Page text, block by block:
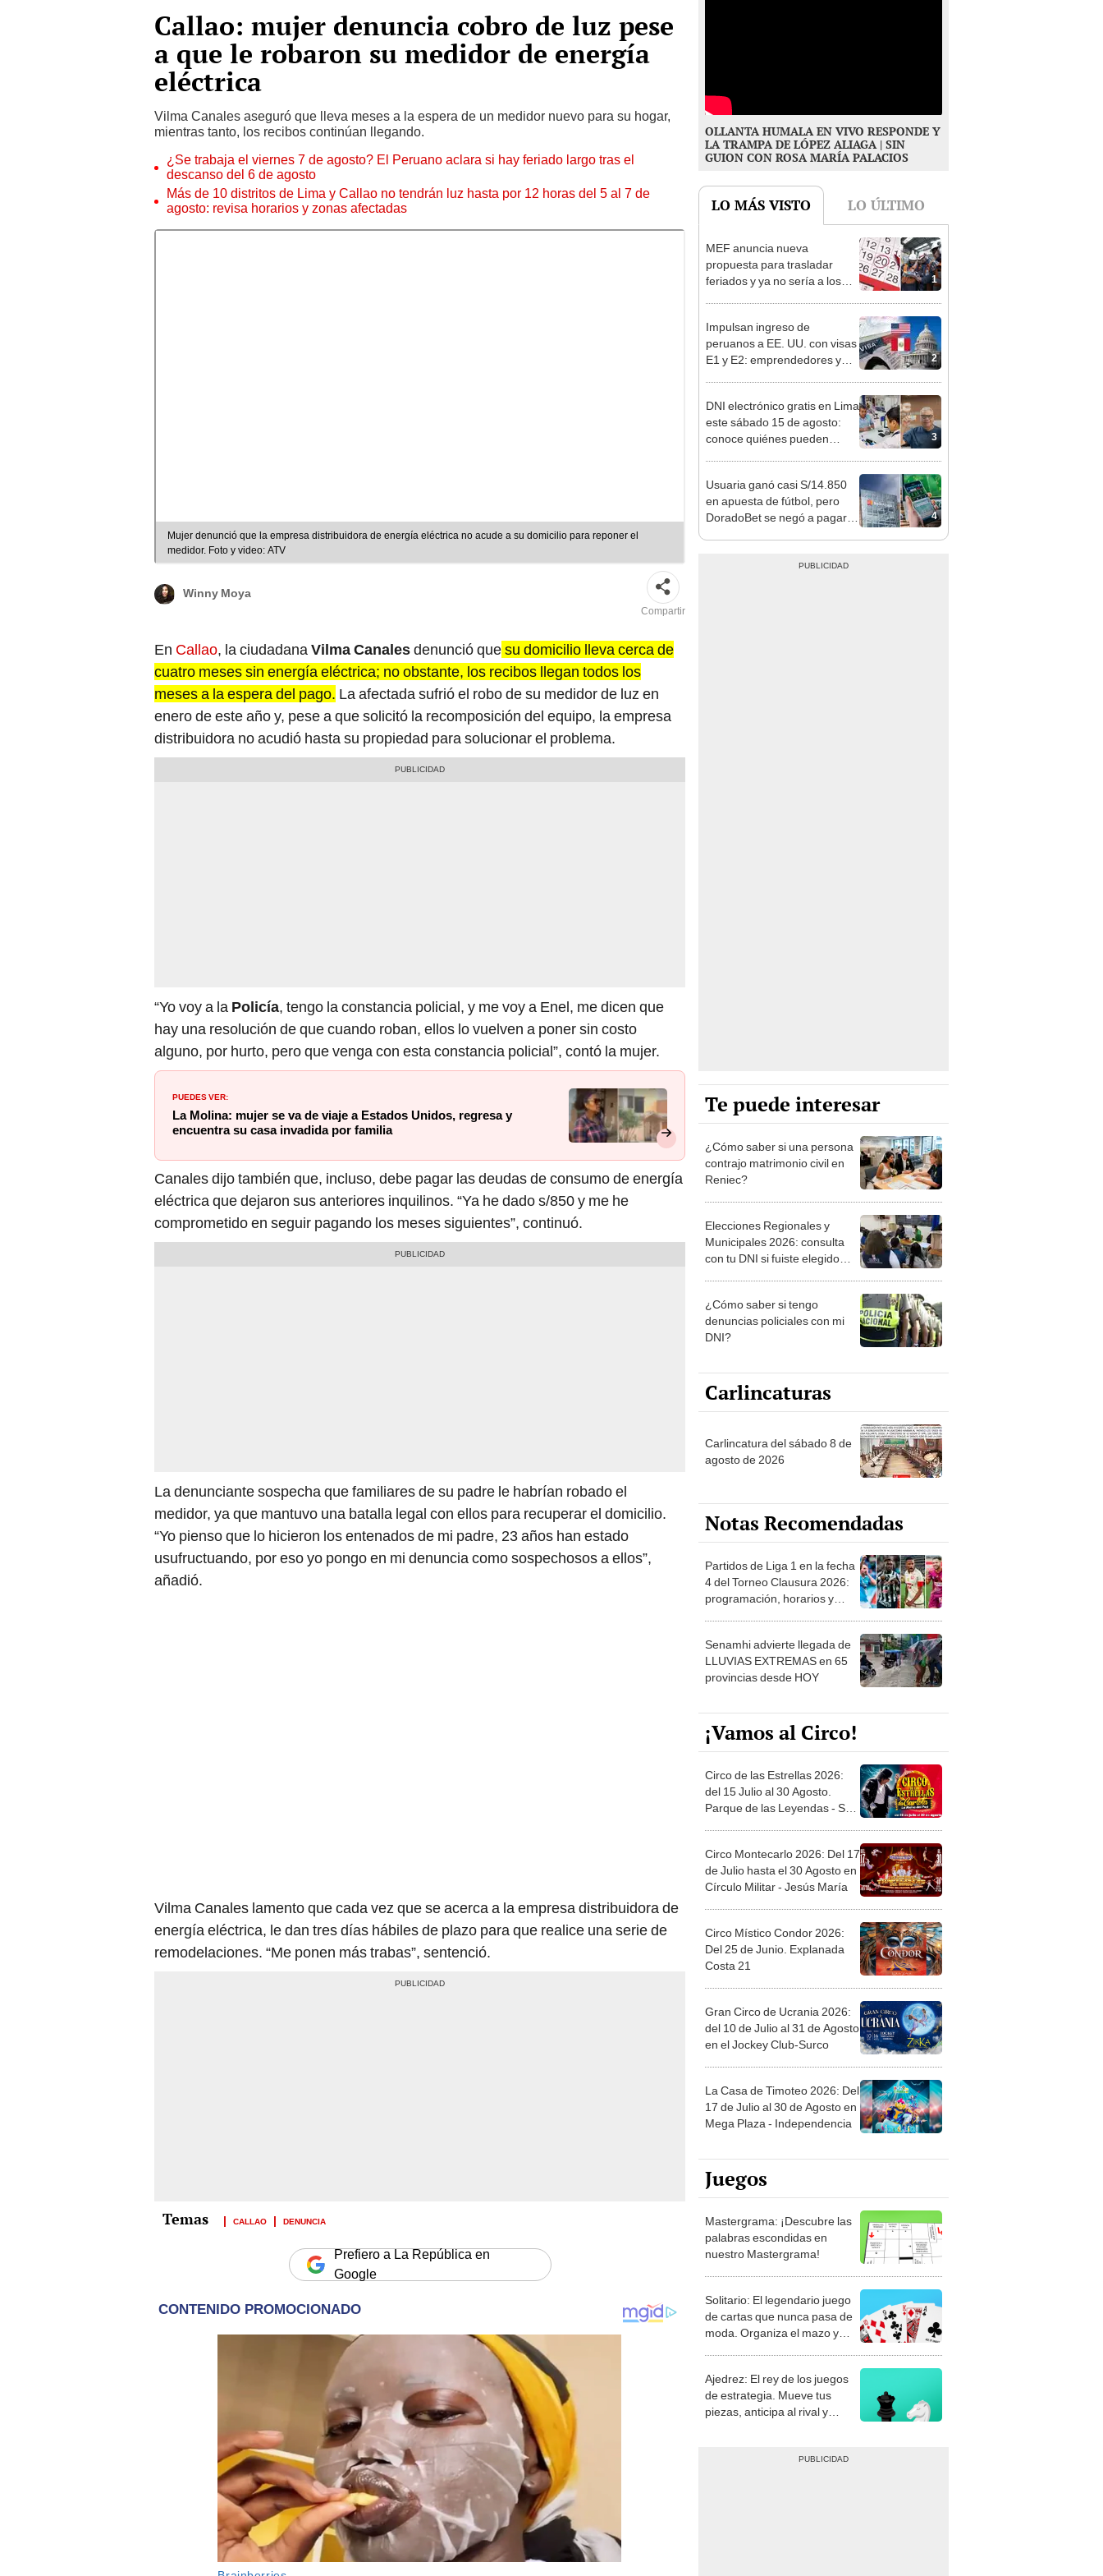
Callao: mujer denuncia cobro de luz pese
a que le robaron su medidor de energía
eléctrica
Vilma Canales aseguró que lleva meses a la espera de un medidor nuevo para su hogar,
mientras tanto, los recibos continúan llegando.
¿Se trabaja el viernes 7 de agosto? El Peruano aclara si hay feriado largo tras el
descanso del 6 de agosto
Más de 10 distritos de Lima y Callao no tendrán luz hasta por 12 horas del 5 al 7 de
agosto: revisa horarios y zonas afectadas
Mujer denunció que la empresa distribuidora de energía eléctrica no acude a su domicilio para reponer el
medidor. Foto y video: ATV
Winny Moya
Compartir
En Callao, la ciudadana Vilma Canalesdenunció quesu domicilio lleva cerca de
cuatro meses sin energía eléctrica; no obstante, los recibos llegan todos los
meses a la espera del pago. La afectada sufrió el robo de su medidor de luz en
enero de este año y, pese a que solicitó la recomposición del equipo, la empresa
distribuidora no acudió hasta su propiedad para solucionar el problema.
“Yo voy a la Policía, tengo la constancia policial, y me voy a Enel, me dicen que
hay una resolución de que cuando roban, ellos lo vuelven a poner sin costo
alguno, por hurto, pero que venga con esta constancia policial”, contó la mujer.
PUEDES VER:
La Molina: mujer se va de viaje a Estados Unidos, regresa y
encuentra su casa invadida por familia
Canales dijo también que, incluso, debe pagar las deudas de consumo de energía
eléctrica que dejaron sus anteriores inquilinos. “Ya he dado s/850 y me he
comprometido en seguir pagando los meses siguientes”, continuó.
La denunciante sospecha que familiares de su padre le habrían robado el
medidor, ya que mantuvo una batalla legal con ellos para recuperar el domicilio.
“Yo pienso que lo hicieron los entenados de mi padre, 23 años han estado
usufructuando, por eso yo pongo en mi denuncia como sospechosos a ellos”,
añadió.
Vilma Canales lamento que cada vez que se acerca a la empresa distribuidora de
energía eléctrica, le dan tres días hábiles de plazo para que realice una serie de
remodelaciones. “Me ponen más trabas”, sentenció.
CALLAO DENUNCIA
Prefiero a La República en
Google
OLLANTA HUMALA EN VIVO RESPONDE Y
LA TRAMPA DE LÓPEZ ALIAGA | SIN
GUION CON ROSA MARÍA PALACIOS
LO MÁS VISTO LO ÚLTIMO
1
MEF anuncia nueva
propuesta para trasladar
feriados y ya no sería a los
2
Impulsan ingreso de
peruanos a EE. UU. con visas
E1 y E2: emprendedores y
3
DNI electrónico gratis en Lima
este sábado 15 de agosto:
conoce quiénes pueden
4
Usuaria ganó casi S/14.850
en apuesta de fútbol, pero
DoradoBet se negó a pagar:
Te puede interesar
¿Cómo saber si una persona
contrajo matrimonio civil en
Reniec?
Elecciones Regionales y
Municipales 2026: consulta
con tu DNI si fuiste elegido
la ONPE
¿Cómo saber si tengo
denuncias policiales con mi
DNI?
Carlincaturas
Carlincatura del sábado 8 de
agosto de 2026
Notas Recomendadas
Partidos de Liga 1 en la fecha
4 del Torneo Clausura 2026:
programación, horarios y
Senamhi advierte llegada de
LLUVIAS EXTREMAS en 65
provincias desde HOY
¡Vamos al Circo!
Circo de las Estrellas 2026:
del 15 Julio al 30 Agosto.
Parque de las Leyendas - San
Circo Montecarlo 2026: Del 17
de Julio hasta el 30 Agosto en
Círculo Militar - Jesús María
Circo Místico Condor 2026:
Del 25 de Junio. Explanada
Costa 21
Gran Circo de Ucrania 2026:
del 10 de Julio al 31 de Agosto
en el Jockey Club-Surco
La Casa de Timoteo 2026: Del
17 de Julio al 30 de Agosto en
Mega Plaza - Independencia
Juegos
Mastergrama: ¡Descubre las
palabras escondidas en
nuestro Mastergrama!
Solitario: El legendario juego
de cartas que nunca pasa de
moda. Organiza el mazo y
Ajedrez: El rey de los juegos
de estrategia. Mueve tus
piezas, anticipa al rival y